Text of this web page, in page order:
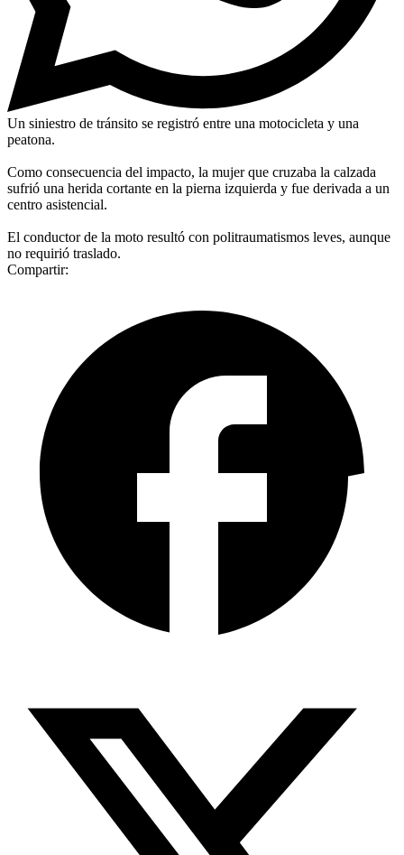
Un siniestro de tránsito se registró entre una motocicleta y una
peatona.
Como consecuencia del impacto, la mujer que cruzaba la calzada
sufrió una herida cortante en la pierna izquierda y fue derivada a un
centro asistencial.
El conductor de la moto resultó con politraumatismos leves, aunque
no requirió traslado.
Compartir: